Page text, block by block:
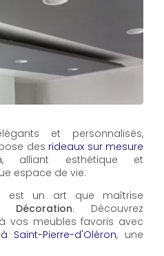
et personnalisés,
des rideaux sur mesure
, alliant esthétique et
espace de vie.
est un art que maîtrise
Décoration. Découvrez
vos meubles favoris avec
Saint-Pierre-d'Oléron, une